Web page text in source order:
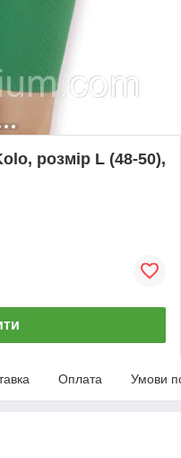
розмір L (48-50),
Оплата Умови